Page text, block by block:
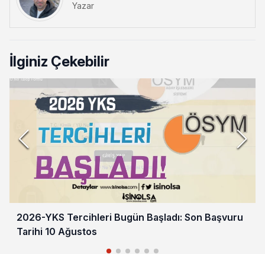
Yazar
İlginiz Çekebilir
2026-YKS Tercihleri Bugün Başladı: Son Başvuru
Tarihi 10 Ağustos